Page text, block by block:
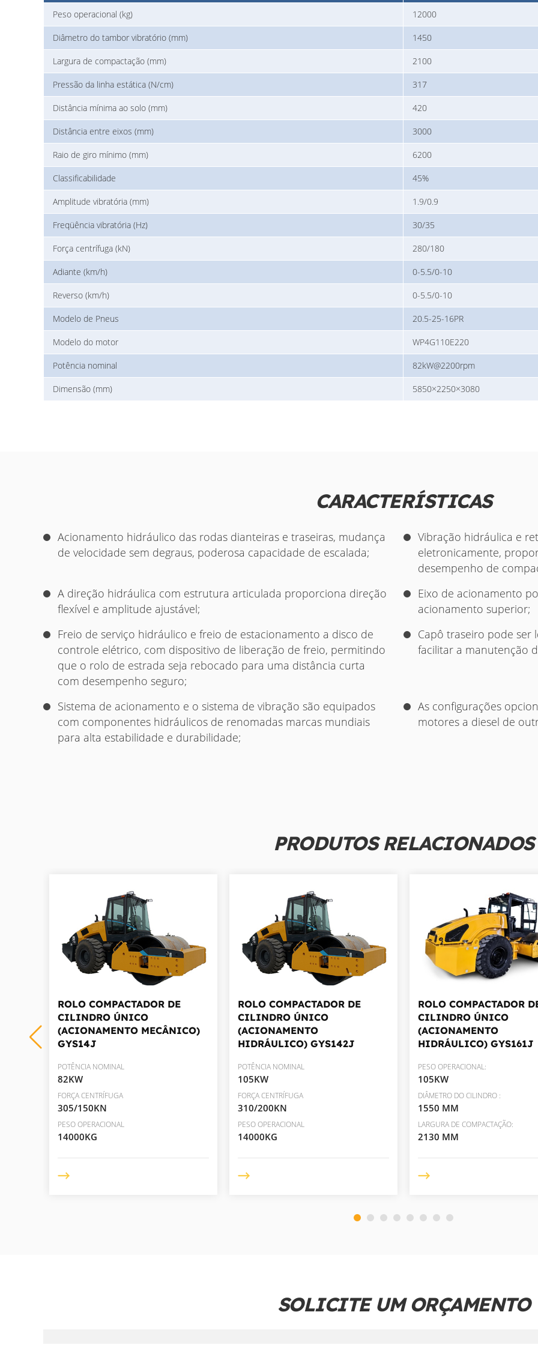
Peso operacional (kg) 12000
Diâmetro do tambor vibratório (mm) 1450
Largura de compactação (mm) 2100
Pressão da linha estática (N/cm) 317
Distância mínima ao solo (mm) 420
Distância entre eixos (mm) 3000
Raio de giro mínimo (mm) 6200
Classificabilidade 45%
Amplitude vibratória (mm) 1.9/0.9
Freqüência vibratória (Hz) 30/35
Força centrífuga (kN) 280/180
Adiante (km/h) 0-5.5/0-10
Reverso (km/h) 0-5.5/0-10
Modelo de Pneus 20.5-25-16PR
Modelo do motor WP4G110E220
Potência nominal 82kW@2200rpm
Dimensão (mm) 5850×2250×3080
CARACTERÍSTICAS
Acionamento hidráulico das rodas dianteiras e traseiras, mudança
de velocidade sem degraus, poderosa capacidade de escalada;
Vibração hidráulica e
eletronicamente,
desempenho de
A direção hidráulica com estrutura articulada proporciona direção
flexível e amplitude ajustável;
Eixo de acionamento
acionamento superior;
Freio de serviço hidráulico e freio de estacionamento a disco de
controle elétrico, com dispositivo de liberação de freio, permitindo
que o rolo de estrada seja rebocado para uma distância curta
com desempenho seguro;
Capô traseiro pode ser
facilitar a manutenção
Sistema de acionamento e o sistema de vibração são equipados
com componentes hidráulicos de renomadas marcas mundiais
para alta estabilidade e durabilidade;
As configurações
motores a diesel de
PRODUTOS RELACIONADOS
ROLO COMPACTADOR DE
CILINDRO ÚNICO
(ACIONAMENTO MECÂNICO)
GYS14J
POTÊNCIA NOMINAL
82KW
FORÇA CENTRÍFUGA
305/150KN
PESO OPERACIONAL
14000KG
ROLO COMPACTADOR DE
CILINDRO ÚNICO
(ACIONAMENTO
HIDRÁULICO) GYS142J
POTÊNCIA NOMINAL
105KW
FORÇA CENTRÍFUGA
310/200KN
PESO OPERACIONAL
14000KG
ROLO COMPACTADOR
CILINDRO ÚNICO
(ACIONAMENTO
HIDRÁULICO) GYS161J
PESO OPERACIONAL:
105KW
DIÂMETRO DO CILINDRO :
1550 MM
LARGURA DE COMPACTAÇÃO:
2130 MM
SOLICITE UM ORÇAMENTO